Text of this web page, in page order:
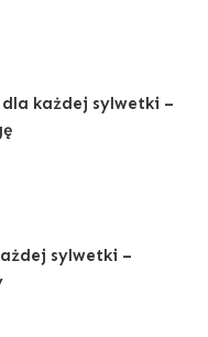
każdej sylwetki –
sylwetki –